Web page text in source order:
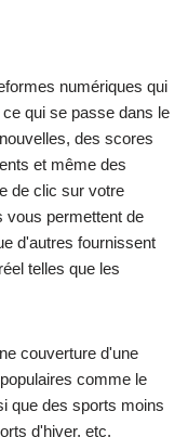
numériques qui
qui se passe dans le
des scores
et même des
de clic sur votre
vous permettent de
d'autres fournissent
telles que les
couverture d'une
comme le
que des sports moins
d'hiver, etc.